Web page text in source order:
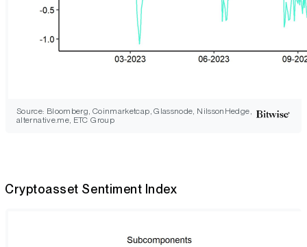
Source: Bloomberg, Coinmarketcap, Glassnode, NilssonHedge,
alternative.me, ETC Group
Cryptoasset Sentiment Index